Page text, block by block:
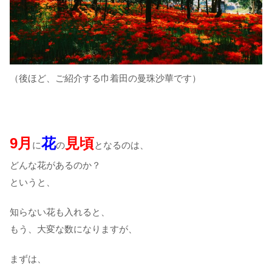
（後ほど、ご紹介する巾着田の曼珠沙華です）
9月 に花の 見頃となるのは、
どんな花があるのか？
というと、
知らない花も入れると、
もう、大変な数になりますが、
まずは、